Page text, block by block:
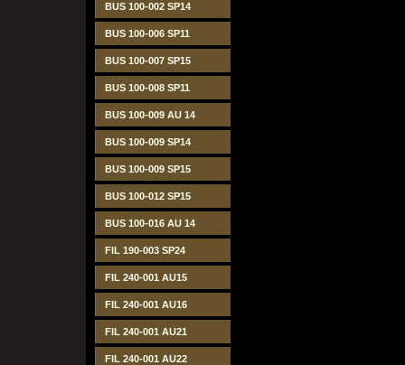
BUS 100-002 SP14
BUS 100-006 SP11
BUS 100-007 SP15
BUS 100-008 SP11
BUS 100-009 AU 14
BUS 100-009 SP14
BUS 100-009 SP15
BUS 100-012 SP15
BUS 100-016 AU 14
FIL 190-003 SP24
FIL 240-001 AU15
FIL 240-001 AU16
FIL 240-001 AU21
FIL 240-001 AU22